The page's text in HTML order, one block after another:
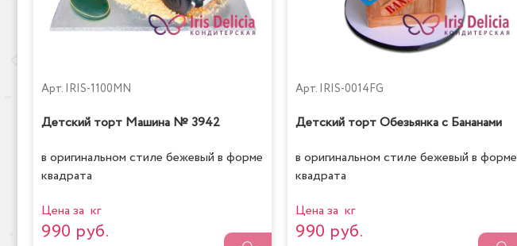
Арт. IRIS-1100MN
Детский торт Машина № 3942
в оригинальном стиле бежевый в форме
квадрата
Цена за кг
990 руб.
Арт. IRIS-0014FG
Детский торт Обезьянка с Бананами
в оригинальном стиле бежевый в форме
квадрата
Цена за кг
990 руб.